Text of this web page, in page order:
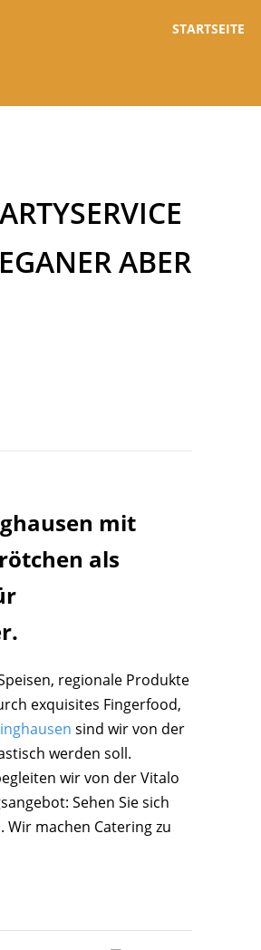
STARTSEITE
ABER
mit
als
regionale Produkte
exquisites Fingerfood,
sind wir von der
werden soll.
wir von der Vitalo
Sehen Sie sich
machen Catering zu